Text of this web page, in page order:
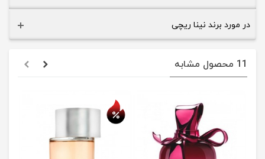
در مورد برند نینا ریچی
11 محصول مشابه